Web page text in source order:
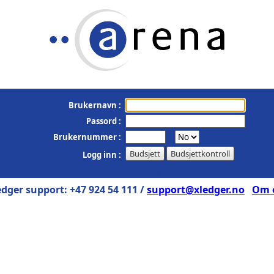
Brukernavn :
Passord :
Brukernummer :
Logg inn :
support: +47 924 54 111 /support@xledger.no Om